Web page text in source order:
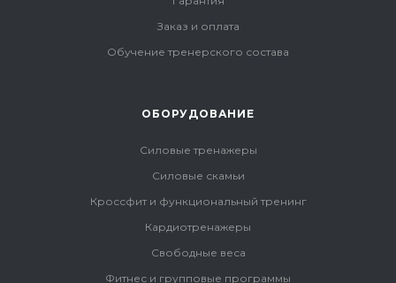
Заказ и оплата
Обучение тренерского состава
ОБОРУДОВАНИЕ
Силовые тренажеры
Силовые скамьи
Кроссфит и функциональный тренинг
Кардиотренажеры
Свободные веса
Фитнес и групповые программы